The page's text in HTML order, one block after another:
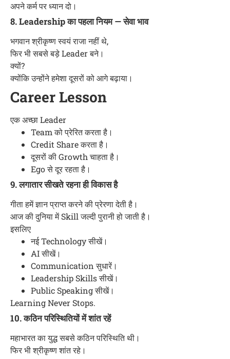
अपने कर्म पर ध्यान दो।
8. Leadership का पहला नियम — सेवा भाव
भगवान श्रीकृष्ण स्वयं राजा नहीं थे,
फिर भी सबसे बड़े Leader बने।
क्यों?
क्योंकि उन्होंने हमेशा दूसरों को आगे बढ़ाया।
Career Lesson
एक अच्छा Leader
Team को प्रेरित करता है।
Credit Share करता है।
दूसरों की Growth चाहता है।
Ego से दूर रहता है।
9. लगातार सीखते रहना ही विकास है
गीता हमें ज्ञान प्राप्त करने की प्रेरणा देती है।
आज की दुनिया में Skill जल्दी पुरानी हो जाती है।
इसलिए
नई Technology सीखें।
AI सीखें।
Communication सुधारें।
Leadership Skills सीखें।
Public Speaking सीखें।
Learning Never Stops.
10. कठिन परिस्थितियों में शांत रहें
महाभारत का युद्ध सबसे कठिन परिस्थिति थी।
फिर भी श्रीकृष्ण शांत रहे।